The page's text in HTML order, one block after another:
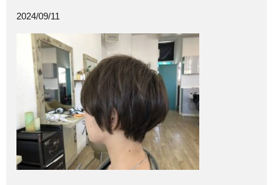
2024/09/11